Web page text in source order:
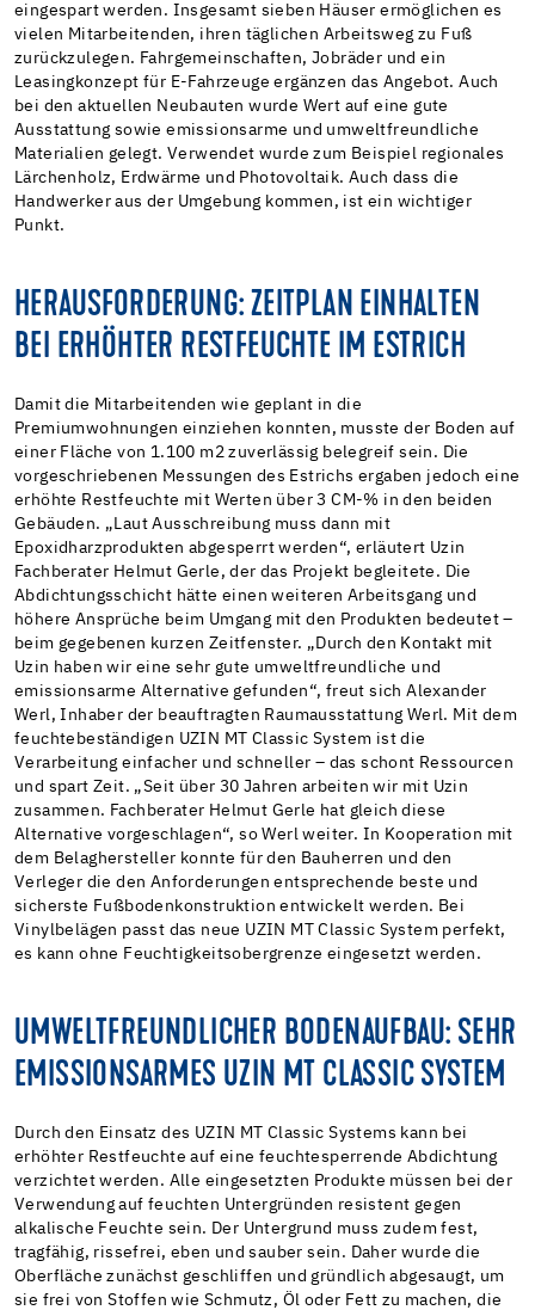
eingespart werden. Insgesamt sieben Häuser ermöglichen es
vielen Mitarbeitenden, ihren täglichen Arbeitsweg zu Fuß
zurückzulegen. Fahrgemeinschaften, Jobräder und ein
Leasingkonzept für E-Fahrzeuge ergänzen das Angebot. Auch
bei den aktuellen Neubauten wurde Wert auf eine gute
Ausstattung sowie emissionsarme und umweltfreundliche
Materialien gelegt. Verwendet wurde zum Beispiel regionales
Lärchenholz, Erdwärme und Photovoltaik. Auch dass die
Handwerker aus der Umgebung kommen, ist ein wichtiger
Punkt.
HERAUSFORDERUNG: ZEITPLAN EINHALTEN
BEI ERHÖHTER RESTFEUCHTE IM ESTRICH
Damit die Mitarbeitenden wie geplant in die
Premiumwohnungen einziehen konnten, musste der Boden auf
einer Fläche von 1.100 m2 zuverlässig belegreif sein. Die
vorgeschriebenen Messungen des Estrichs ergaben jedoch eine
erhöhte Restfeuchte mit Werten über 3 CM-% in den beiden
Gebäuden. „Laut Ausschreibung muss dann mit
Epoxidharzprodukten abgesperrt werden“, erläutert Uzin
Fachberater Helmut Gerle, der das Projekt begleitete. Die
Abdichtungsschicht hätte einen weiteren Arbeitsgang und
höhere Ansprüche beim Umgang mit den Produkten bedeutet –
beim gegebenen kurzen Zeitfenster. „Durch den Kontakt mit
Uzin haben wir eine sehr gute umweltfreundliche und
emissionsarme Alternative gefunden“, freut sich Alexander
Werl, Inhaber der beauftragten Raumausstattung Werl. Mit dem
feuchtebeständigen UZIN MT Classic System ist die
Verarbeitung einfacher und schneller – das schont Ressourcen
und spart Zeit. „Seit über 30 Jahren arbeiten wir mit Uzin
zusammen. Fachberater Helmut Gerle hat gleich diese
Alternative vorgeschlagen“, so Werl weiter. In Kooperation mit
dem Belaghersteller konnte für den Bauherren und den
Verleger die den Anforderungen entsprechende beste und
sicherste Fußbodenkonstruktion entwickelt werden. Bei
Vinylbelägen passt das neue UZIN MT Classic System perfekt,
es kann ohne Feuchtigkeitsobergrenze eingesetzt werden.
UMWELTFREUNDLICHER BODENAUFBAU: SEHR
EMISSIONSARMES UZIN MT CLASSIC SYSTEM
Durch den Einsatz des UZIN MT Classic Systems kann bei
erhöhter Restfeuchte auf eine feuchtesperrende Abdichtung
verzichtet werden. Alle eingesetzten Produkte müssen bei der
Verwendung auf feuchten Untergründen resistent gegen
alkalische Feuchte sein. Der Untergrund muss zudem fest,
tragfähig, rissefrei, eben und sauber sein. Daher wurde die
Oberfläche zunächst geschliffen und gründlich abgesaugt, um
sie frei von Stoffen wie Schmutz, Öl oder Fett zu machen, die